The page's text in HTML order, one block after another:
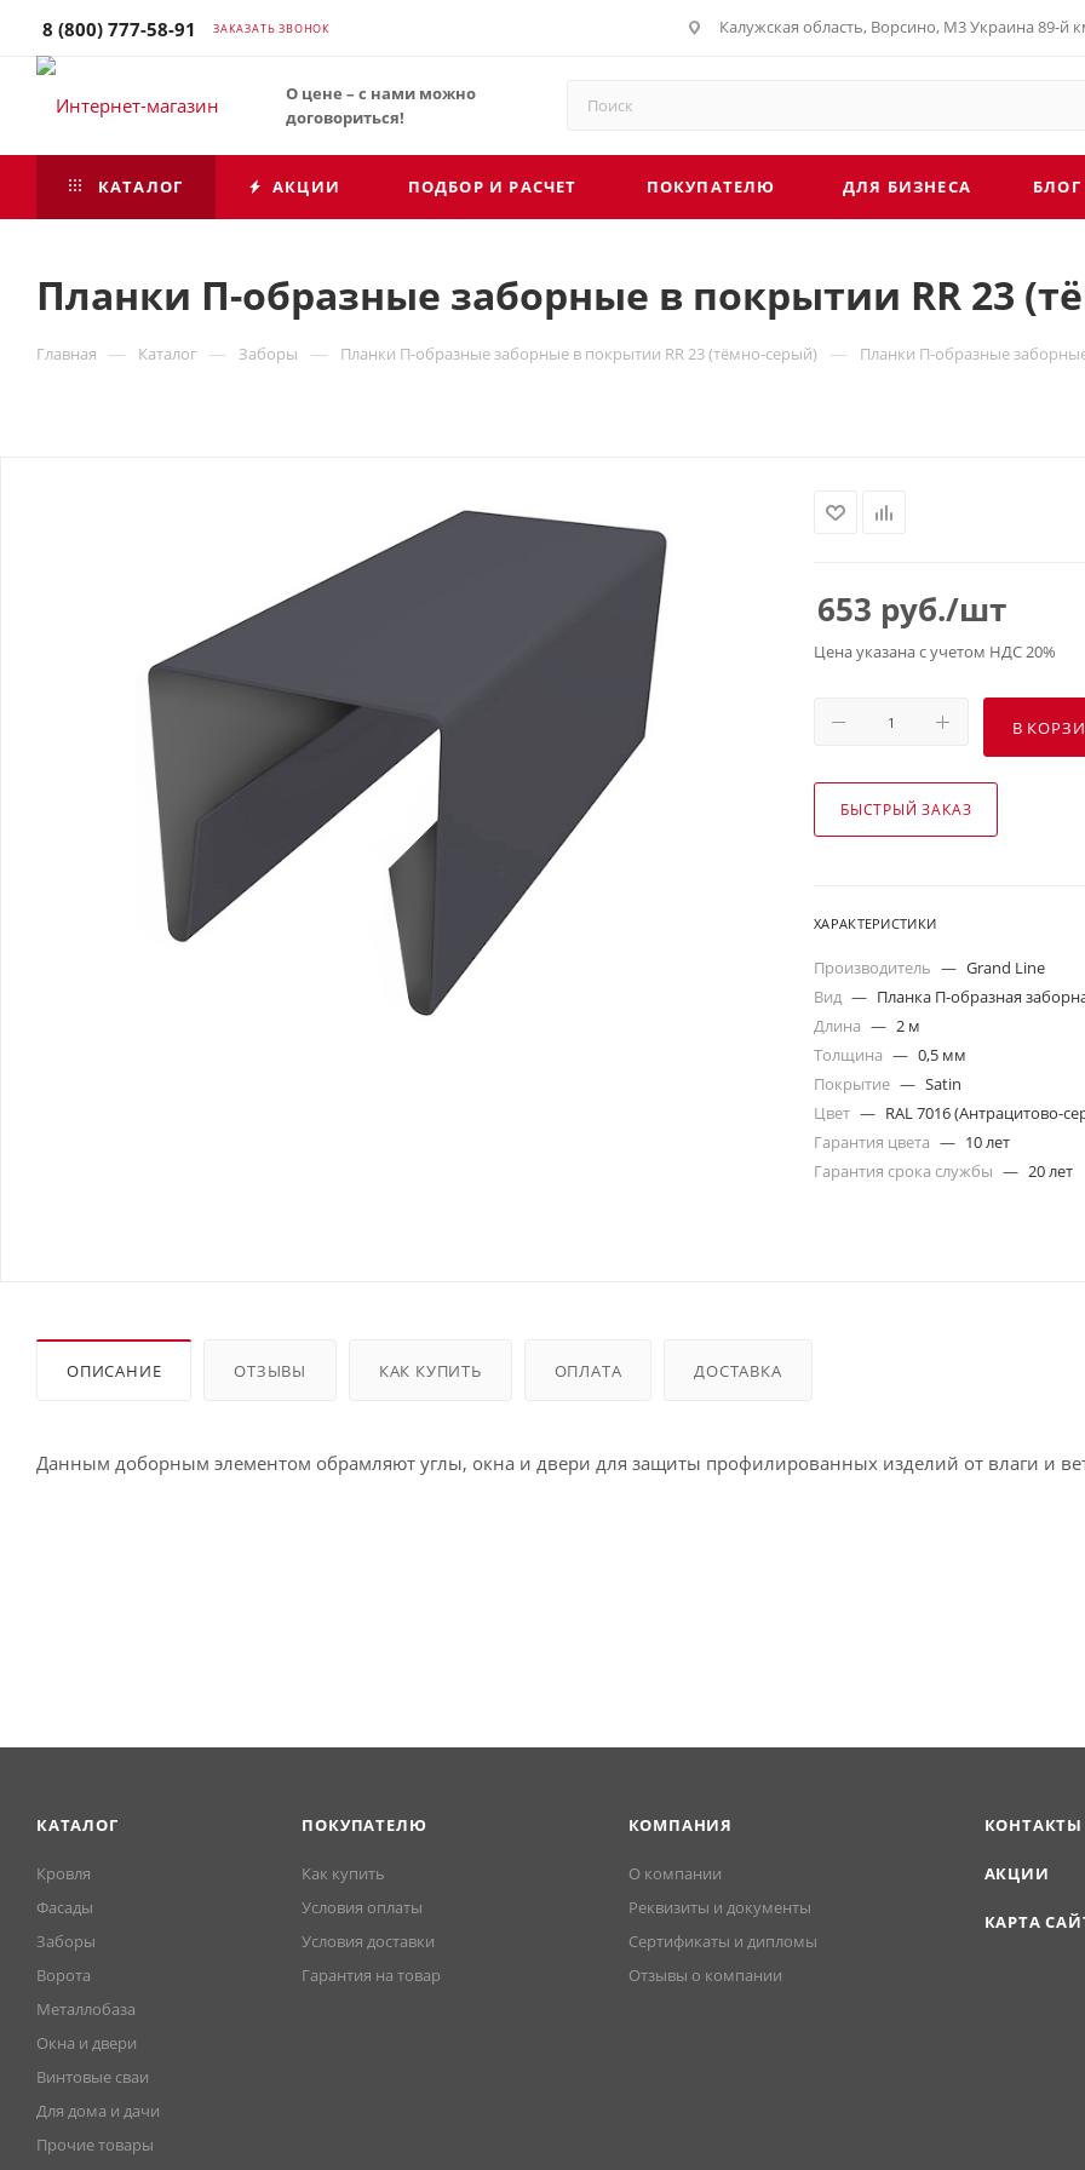
8 (800) 777-58-91 ЗАКАЗАТЬ ЗВОНОК Калужская область, Ворсино, М3 Украина 89-й
О цене – с нами можно
договориться!
КАТАЛОГ АКЦИИ ПОДБОР И РАСЧЕТ ПОКУПАТЕЛЮ ДЛЯ БИЗНЕСА БЛОГ
Планки П-образные заборные в покрытии RR 23
Главная — Каталог — Заборы — Планки П-образные заборные в покрытии RR 23 (тёмно-серый) — Планки П-образные
653 руб./шт
Цена указана с учетом НДС 20%
В
БЫСТРЫЙ ЗАКАЗ
ХАРАКТЕРИСТИКИ
Производитель — Grand Line
Вид — Планка П-образная
Длина — 2 м
Толщина — 0,5 мм
Покрытие — Satin
Цвет — RAL 7016 (Антрацитово-
Гарантия цвета — 10 лет
Гарантия срока службы — 20 лет
ОПИСАНИЕ ОТЗЫВЫ КАК КУПИТЬ ОПЛАТА ДОСТАВКА
Данным доборным элементом обрамляют углы, окна и двери для защиты профилированных изделий от влаги и
КАТАЛОГ
Кровля
Фасады
Заборы
Ворота
Металлобаза
Окна и двери
Винтовые сваи
Для дома и дачи
Прочие товары
ПОКУПАТЕЛЮ
Как купить
Условия оплаты
Условия доставки
Гарантия на товар
КОМПАНИЯ
О компании
Реквизиты и документы
Сертификаты и дипломы
Отзывы о компании
КОНТАКТЫ
АКЦИИ
КАРТА